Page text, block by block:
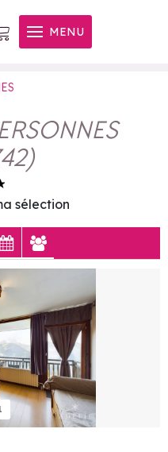
MENU
)
sélection